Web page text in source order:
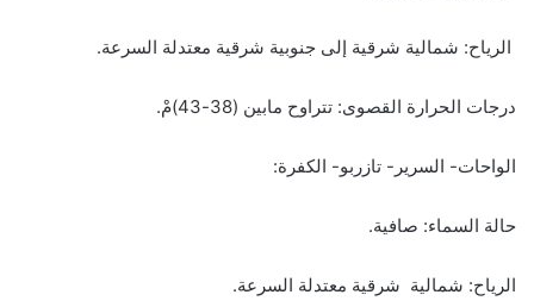
الرياح: شمالية شرقية إلى جنوبية شرقية معتدلة السرعة.
درجات الحرارة القصوى: تتراوح مابين (38-43)مْ.
الواحات- السرير- تازربو- الكفرة:
حالة السماء: صافية.
الرياح: شمالية شرقية معتدلة السرعة.